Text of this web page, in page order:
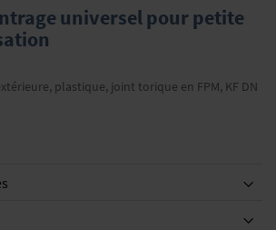
universel pour petite
plastique, joint torique en FPM, KF DN